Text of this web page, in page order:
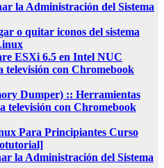
la Administración del Sistema
o quitar iconos del sistema
ESXi 6.5 en Intel NUC
televisión con Chromebook
Dumper) :: Herramientas
televisión con Chromebook
Para Principiantes Curso
la Administración del Sistema